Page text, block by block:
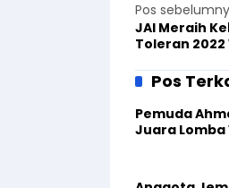
Pos
JAI Meraih
Toleran
Pos
Pemuda
Juara Lomba